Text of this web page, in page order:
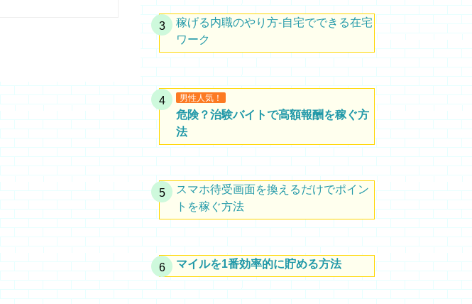
稼げる内職のやり方-自宅でできる在宅
ワーク
男性人気！
危険？治験バイトで高額報酬を稼ぐ方
法
スマホ待受画面を換えるだけでポイン
トを稼ぐ方法
マイルを1番効率的に貯める方法